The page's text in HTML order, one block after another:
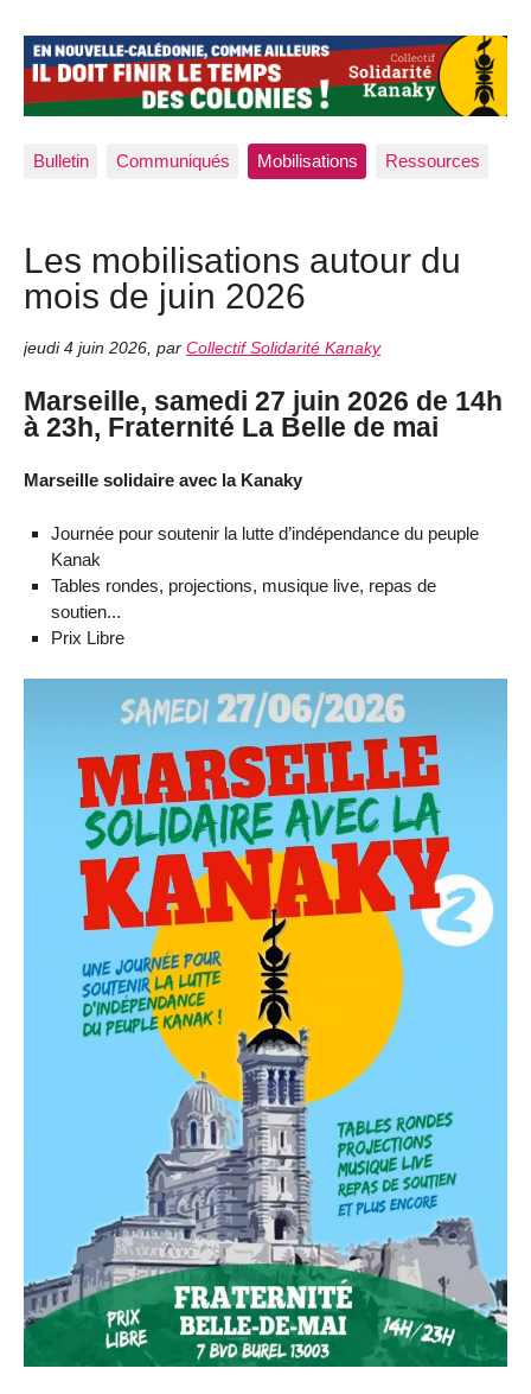
Bulletin Communiqués Mobilisations Ressources
Les mobilisations autour du
mois de juin 2026
jeudi 4 juin 2026, par Collectif Solidarité Kanaky
Marseille, samedi 27 juin 2026 de 14h
à 23h, Fraternité La Belle de mai
Marseille solidaire avec la Kanaky
Journée pour soutenir la lutte d’indépendance du peuple
Kanak
Tables rondes, projections, musique live, repas de
soutien...
Prix Libre